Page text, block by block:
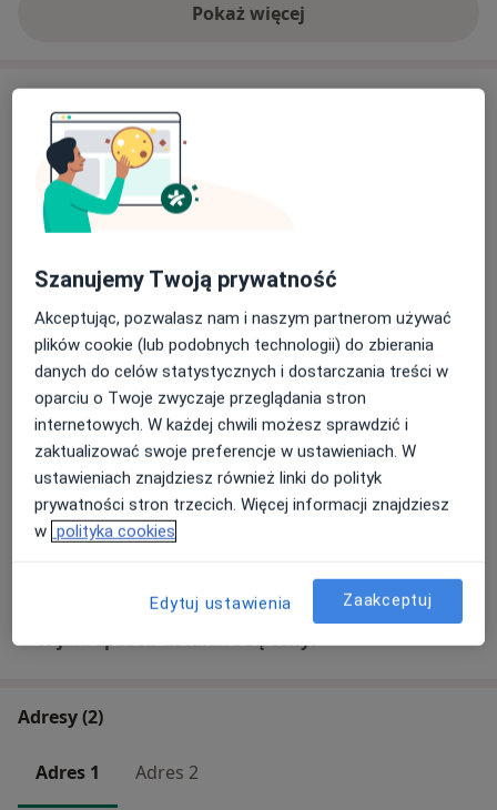
Pokaż więcejo doświadczeniu
Badania stomatologiczne
50 zł Szczegóły
Konsultacja protetyczna
Leczenie kanałowe
500 zł Szczegóły
Leczenie kanałowe pod mikroskopem
700 zł Szczegóły
Stomatologia estetyczna
Od 200 zł Szczegóły
W jaki sposób ustalane są ceny?
Adresy (2)
Adres 1 Adres 2
Szanujemy Twoją prywatność
Akceptując, pozwalasz nam i naszym partnerom używać
plików cookie (lub podobnych technologii) do zbierania
danych do celów statystycznych i dostarczania treści w
oparciu o Twoje zwyczaje przeglądania stron
internetowych. W każdej chwili możesz sprawdzić i
zaktualizować swoje preferencje w ustawieniach. W
ustawieniach znajdziesz również linki do polityk
prywatności stron trzecich. Więcej informacji znajdziesz
w polityka cookies
Edytuj ustawienia Zaakceptuj